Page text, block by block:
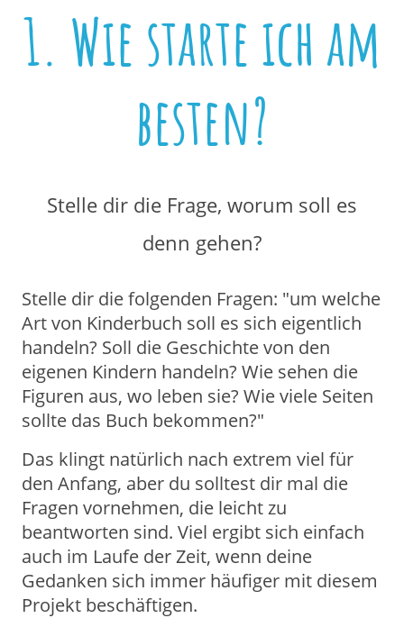
1. Wie starte ich am
besten?
Stelle dir die Frage, worum soll es
denn gehen?
Stelle dir die folgenden Fragen: "um welche
Art von Kinderbuch soll es sich eigentlich
handeln? Soll die Geschichte von den
eigenen Kindern handeln? Wie sehen die
Figuren aus, wo leben sie? Wie viele Seiten
sollte das Buch bekommen?"
Das klingt natürlich nach extrem viel für
den Anfang, aber du solltest dir mal die
Fragen vornehmen, die leicht zu
beantworten sind. Viel ergibt sich einfach
auch im Laufe der Zeit, wenn deine
Gedanken sich immer häufiger mit diesem
Projekt beschäftigen.